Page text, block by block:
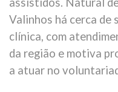
Valinhos há cerca de
clínica, com
da região e motiva
a atuar no